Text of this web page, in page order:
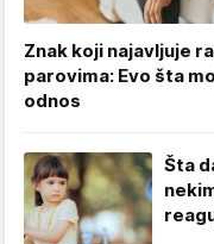
Znak koji najavljuje
parovima: Evo šta
odnos
Šta